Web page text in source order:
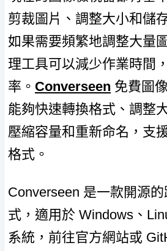
剪裁圖片、調整大小和儲
如果需要頻繁地調整大量
理工具可以減少作業時間
率。 Converseen 免費圖
能夠快速轉換格式、調整
壓縮容量和重新命名，支
格式。
Converseen 是一款開源
式，適用於 Windows、
系統，前往官方網站或